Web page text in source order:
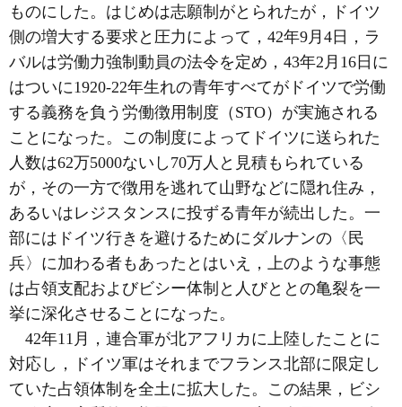
ものにした。はじめは志願制がとられたが，ドイツ
側の増大する要求と圧力によって，42年9月4日，ラ
バルは労働力強制動員の法令を定め，43年2月16日に
はついに1920-22年生れの青年すべてがドイツで労働
する義務を負う労働徴用制度（STO）が実施される
ことになった。この制度によってドイツに送られた
人数は62万5000ないし70万人と見積もられている
が，その一方で徴用を逃れて山野などに隠れ住み，
あるいはレジスタンスに投ずる青年が続出した。一
部にはドイツ行きを避けるためにダルナンの〈民
兵〉に加わる者もあったとはいえ，上のような事態
は占領支配およびビシー体制と人びととの亀裂を一
挙に深化させることになった。
42年11月，連合軍が北アフリカに上陸したことに
対応し，ドイツ軍はそれまでフランス北部に限定し
ていた占領体制を全土に拡大した。この結果，ビシ